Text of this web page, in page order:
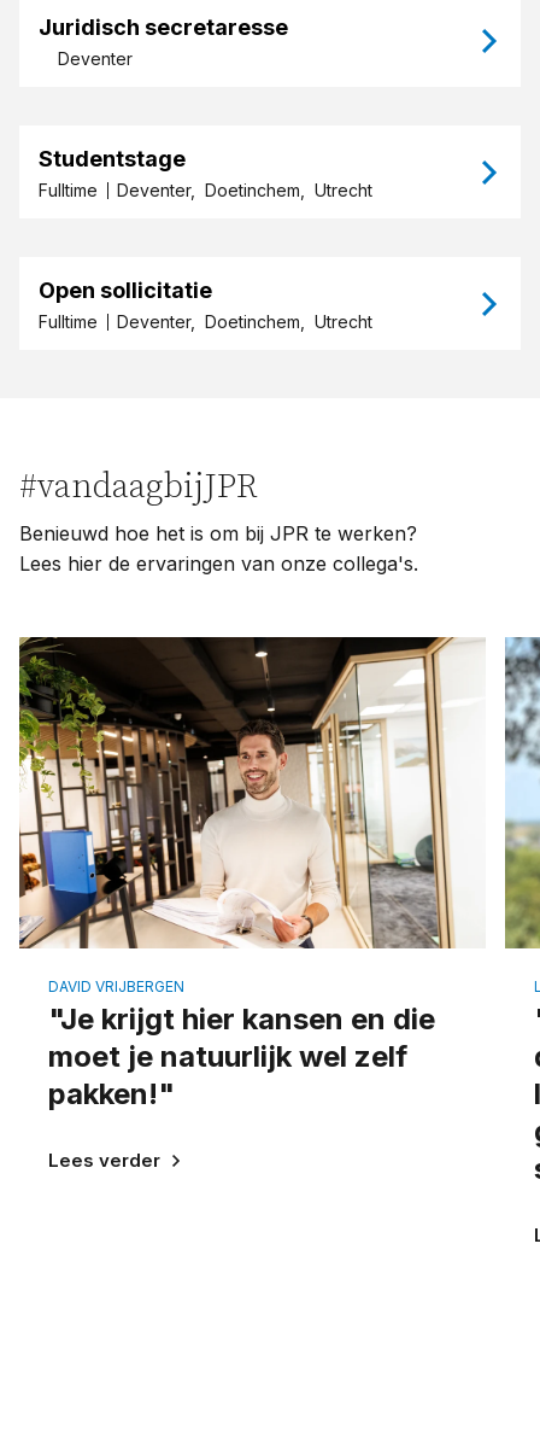
Juridisch secretaresse
Deventer
Studentstage
Fulltime Deventer, Doetinchem, Utrecht
Open sollicitatie
Fulltime Deventer, Doetinchem, Utrecht
#vandaagbijJPR
Benieuwd hoe het is om bij JPR te werken?
Lees hier de ervaringen van onze collega's.
DAVID VRIJBERGEN
"Je krijgt hier kansen en die
moet je natuurlijk wel zelf
pakken!"
Lees verder